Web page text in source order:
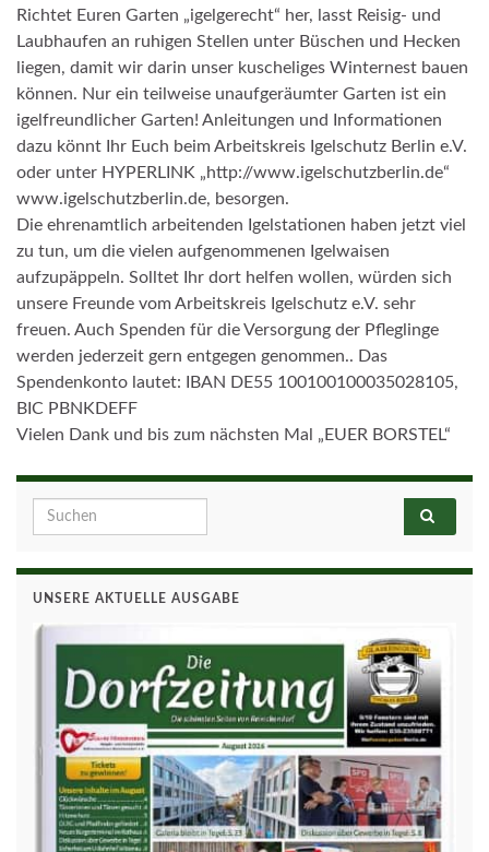
Richtet Euren Garten „igelgerecht“ her, lasst Reisig- und
Laubhaufen an ruhigen Stellen unter Büschen und Hecken
liegen, damit wir darin unser kuscheliges Winternest bauen
können. Nur ein teilweise unaufgeräumter Garten ist ein
igelfreundlicher Garten! Anleitungen und Informationen
dazu könnt Ihr Euch beim Arbeitskreis Igelschutz Berlin e.V.
oder unter HYPERLINK „http://www.igelschutzberlin.de“
www.igelschutzberlin.de, besorgen.
Die ehrenamtlich arbeitenden Igelstationen haben jetzt viel
zu tun, um die vielen aufgenommenen Igelwaisen
aufzupäppeln. Solltet Ihr dort helfen wollen, würden sich
unsere Freunde vom Arbeitskreis Igelschutz e.V. sehr
freuen. Auch Spenden für die Versorgung der Pfleglinge
werden jederzeit gern entgegen genommen.. Das
Spendenkonto lautet: IBAN DE55 100100100035028105,
BIC PBNKDEFF
Vielen Dank und bis zum nächsten Mal „EUER BORSTEL“
Search for:
UNSERE AKTUELLE AUSGABE